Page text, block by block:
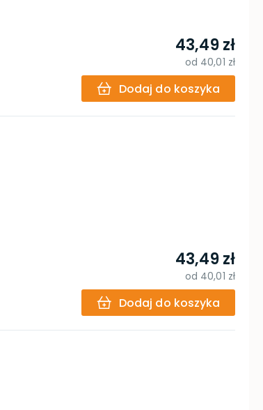
43,49 zł
od 40,01 zł
Dodaj do koszyka
43,49 zł
od 40,01 zł
Dodaj do koszyka